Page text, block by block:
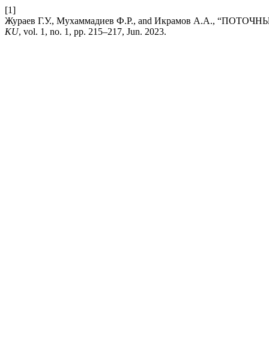
[1]
Жураев Г.У., Мухаммадиев Ф.Р., and Икрамов А.А.,
KU, vol. 1, no. 1, pp. 215–217, Jun. 2023.